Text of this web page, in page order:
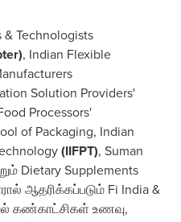
Technologists
, Indian Flexible
Solution Providers'
Processors'
of Packaging, Indian
(IIFPT), Suman
Dietary Supplements
ஆதரிக்கப்படும் Fi India &
கண்காட்சிகள் உணவு,